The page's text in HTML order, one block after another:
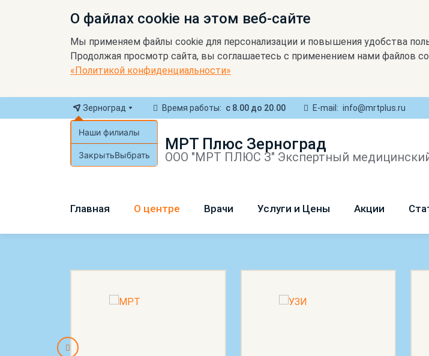
О файлах cookie на этом веб-сайте
Мы применяем файлы cookie для персонализации и повышения удобства
Продолжая просмотр сайта, вы соглашаетесь с применением нами файлов
«Политикой конфиденциальности»
Зерноград
Наши филиалы
ЗакрытьВыбрать
Время работы: с 8.00 до 20.00 E-mail: info@mrtplus.ru
МРТ Плюс Зерноград
ООО "МРТ ПЛЮС З" Экспертный
Главная О центре Врачи Услуги и Цены Акции